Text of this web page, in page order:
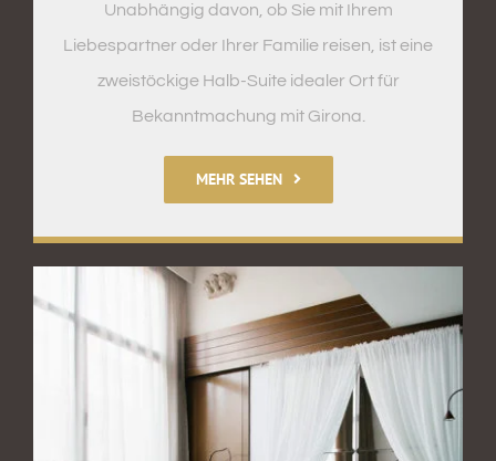
Unabhängig davon, ob Sie mit Ihrem
Liebespartner oder Ihrer Familie reisen, ist eine
zweistöckige Halb-Suite idealer Ort für
Bekanntmachung mit Girona.
MEHR SEHEN